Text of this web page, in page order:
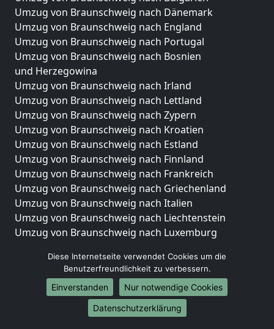
Umzug von Braunschweig nach Dänemark
Umzug von Braunschweig nach England
Umzug von Braunschweig nach Portugal
Umzug von Braunschweig nach Bosnien
und Herzegowina
Umzug von Braunschweig nach Irland
Umzug von Braunschweig nach Lettland
Umzug von Braunschweig nach Zypern
Umzug von Braunschweig nach Kroatien
Umzug von Braunschweig nach Estland
Umzug von Braunschweig nach Finnland
Umzug von Braunschweig nach Frankreich
Umzug von Braunschweig nach Griechenland
Umzug von Braunschweig nach Italien
Umzug von Braunschweig nach Liechtenstein
Umzug von Braunschweig nach Luxemburg
Umzug von Braunschweig nach Norwegen
Umzüge-Deutschlandweit
Umzug von Braunschweig nach Berlin
Umzug von Braunschweig nach Hamburg
Diese Internetseite verwendet Cookies um die
Benutzerfreundlichkeit zu verbessern.
Einverstanden
Nur notwendige Cookies
Datenschutzerklärung